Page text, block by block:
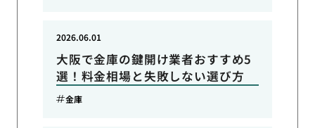
大阪で金庫の鍵開け業者おすすめ5
選！料金相場と失敗しない選び方
2026.06.01
金庫